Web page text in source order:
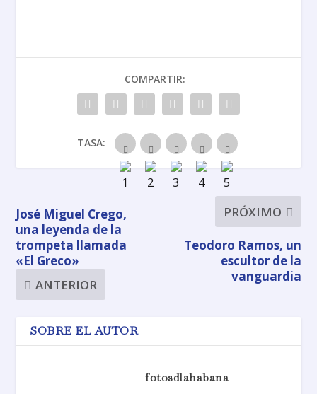
COMPARTIR:
TASA:
José Miguel Crego,
una leyenda de la
trompeta llamada
«El Greco»
ANTERIOR
PRÓXIMO
Teodoro Ramos, un
escultor de la
vanguardia
SOBRE EL AUTOR
fotosdlahabana